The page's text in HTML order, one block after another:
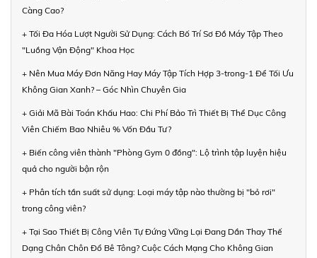
Càng Cao?
+ Tối Đa Hóa Lượt Người Sử Dụng: Cách Bố Trí Sơ Đồ Máy Tập Theo
"Luồng Vận Động" Khoa Học
+ Nên Mua Máy Đơn Năng Hay Máy Tập Tích Hợp 3-trong-1 Để Tối Ưu
Không Gian Xanh? – Góc Nhìn Chuyên Gia
+ Giải Mã Bài Toán Khấu Hao: Chi Phí Bảo Trì Thiết Bị Thể Dục Công
Viên Chiếm Bao Nhiêu % Vốn Đầu Tư?
+ Biến công viên thành "Phòng Gym 0 đồng": Lộ trình tập luyện hiệu
quả cho người bận rộn
+ Phân tích tần suất sử dụng: Loại máy tập nào thường bị "bỏ rơi"
trong công viên?
+ Tại Sao Thiết Bị Công Viên Tự Đứng Vững Lại Đang Dần Thay Thế
Dạng Chân Chôn Đổ Bê Tông? Cuộc Cách Mạng Cho Không Gian